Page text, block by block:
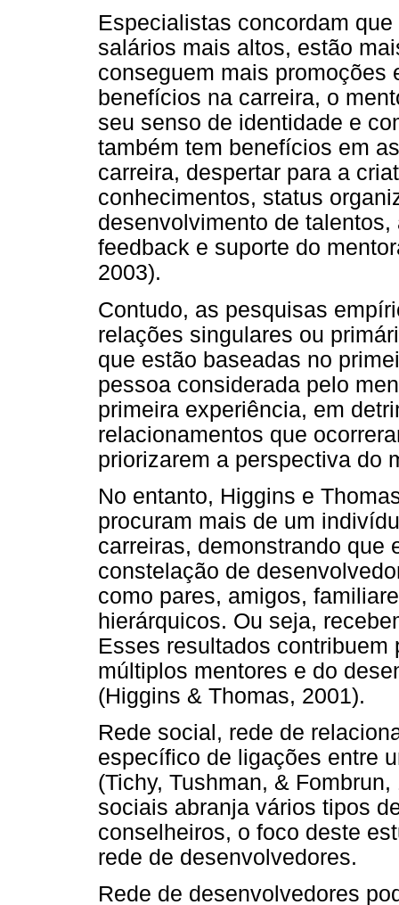
Especialistas concordam
salários mais altos, estão
conseguem mais promoções
benefícios na carreira, o
seu senso de identidade e
também tem benefícios em
carreira, despertar para a
conhecimentos, status
desenvolvimento de
feedback e suporte do
2003).
Contudo, as pesquisas
relações singulares ou
que estão baseadas no
pessoa considerada pelo
primeira experiência, em
relacionamentos que
priorizarem a perspectiva do
No entanto, Higgins e
procuram mais de um
carreiras, demonstrando que
constelação de
como pares, amigos,
hierárquicos. Ou seja,
Esses resultados
múltiplos mentores e do
(Higgins & Thomas, 2001).
Rede social, rede de
específico de ligações entre
(Tichy, Tushman, &
sociais abranja vários tipos
conselheiros, o foco deste
rede de desenvolvedores.
Rede de desenvolvedores